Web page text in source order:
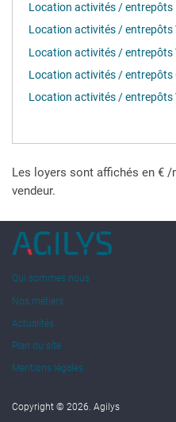
Location activités / entrepôts
Location activités / entrepôts
Location activités / entrepôts
Les loyers sont affichés en € /
vendeur.
Qui sommes nous
Nos métiers
Actualités
Plan du site
Mentions légales
Copyright © 2026. Agilys